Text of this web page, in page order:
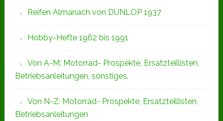
Reifen Almanach von DUNLOP 1937
Hobby-Hefte 1962 bis 1991
Von A-M: Motorrad- Prospekte, Ersatzteillisten,
Betriebsanleitungen, sonstiges,
Von N-Z: Motorrad- Prospekte, Ersatzteillisten,
Betriebsanleitungen